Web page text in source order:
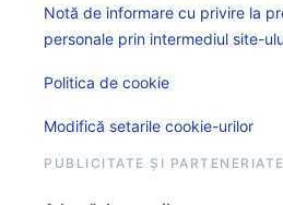
Notă de informare cu privire la
personale prin intermediul site-
Politica de cookie
Modifică setarile cookie-urilor
PUBLICITATE ȘI PARTENERIATE